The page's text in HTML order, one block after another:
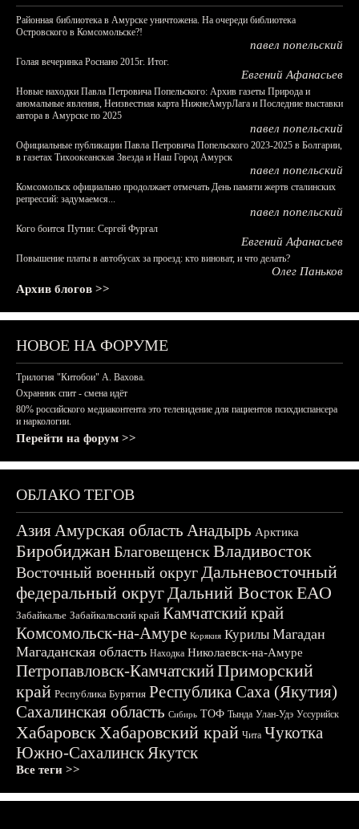
Районная библиотека в Амурске уничтожена. На очереди библиотека
Островского в Комсомольске?!
павел попельский
Голая вечеринка Роснано 2015г. Итог.
Евгений Афанасьев
Новые находки Павла Петровича Попельского: Архив газеты Природа и
аномальные явления, Неизвестная карта НижнеАмурЛага и Последние выставки
автора в Амурске по 2025
павел попельский
Официальные публикации Павла Петровича Попельского 2023-2025 в Болгарии,
в газетах Тихоокеанская Звезда и Наш Город Амурск
павел попельский
Комсомольск официально продолжает отмечать День памяти жертв сталинских
репрессий: задумаемся...
павел попельский
Кого боится Путин: Сергей Фургал
Евгений Афанасьев
Повышение платы в автобусах за проезд: кто виноват, и что делать?
Олег Паньков
Архив блогов >>
НОВОЕ НА ФОРУМЕ
Трилогия "Китобои" А. Вахова.
Охранник спит - смена идёт
80% российского медиаконтента это телевидение для пациентов психдиспансера
и наркологии.
Перейти на форум >>
ОБЛАКО ТЕГОВ
АзияАмурская область Анадырь Арктика
БиробиджанБлаговещенскВладивосток
Восточный военный округДальневосточный
федеральный округДальний ВостокЕАО
Забайкалье Забайкальский край Камчатский край
Комсомольск-на-Амуре Корякия Курилы Магадан
Магаданская область Находка Николаевск-на-Амуре
Петропавловск-КамчатскийПриморский
край Республика Бурятия Республика Саха (Якутия)
Сахалинская область Сибирь ТОФ Тында Улан-Удэ Уссурийск
ХабаровскХабаровский край Чита Чукотка
Южно-СахалинскЯкутск
Все теги >>